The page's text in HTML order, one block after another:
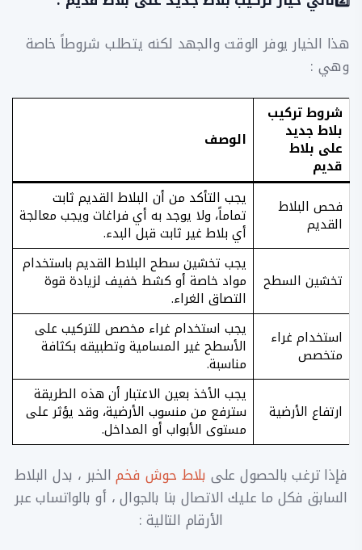
​هذا الخيار يوفر الوقت والجهد لكنه يتطلب شروطاً خاصة
وهي :
شروط تركيب
بلاط جديد
على بلاط
قديم
الوصف
​فحص البلاط
القديم
يجب التأكد من أن البلاط القديم ثابت
تماماً، ولا يوجد به أي فراغات ويجب معالجة
أي بلاط غير ثابت قبل البدء.
​تخشين السطح
يجب تخشين سطح البلاط القديم باستخدام
مواد خاصة أو كشط خفيف لزيادة قوة
التصاق الغراء.
استخدام غراء
متخصص
يجب استخدام غراء مخصص للتركيب على
الأسطح غير المسامية وتطبيقه بكثافة
مناسبة.
​ارتفاع الأرضية
يجب الأخذ بعين الاعتبار أن هذه الطريقة
سترفع من منسوب الأرضية، وقد يؤثر على
مستوى الأبواب أو المداخل.
فإذا ترغب بالحصول على بلاط حوش فخمالخبر ، بدل البلاط
السابق فكل ما عليك الاتصال بنا بالجوال ، أو بالواتساب عبر
الأرقام التالية :